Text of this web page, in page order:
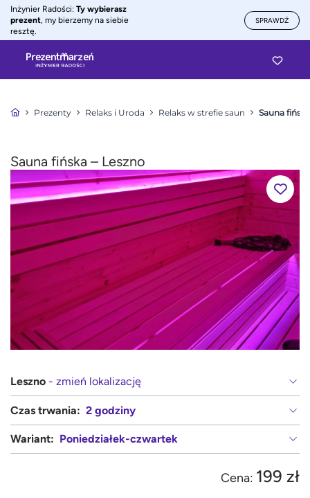
Inżynier Radości: Ty wybierasz
prezent, my bierzemy na siebie
resztę.
SPRAWDŹ
Prezenty Relaks i Uroda Relaks w strefie saun Sauna
Sauna fińska – Leszno
Leszno - zmień lokalizację
Czas trwania: 2 godziny
Wariant: Poniedziałek-czwartek
Cena: 199 zł